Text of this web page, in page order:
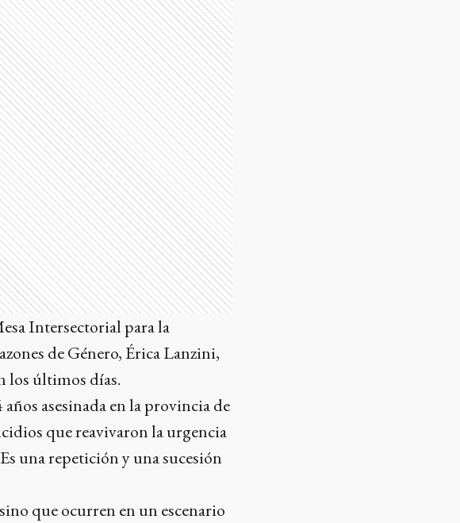
Intersectorial para la
de Género, Érica Lanzini,
los últimos días.
asesinada en la provincia de
que reavivaron la urgencia
una repetición y una sucesión
que ocurren en un escenario